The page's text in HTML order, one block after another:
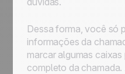
Dessa forma, você só
informações da
marcar algumas
completo da chamada.